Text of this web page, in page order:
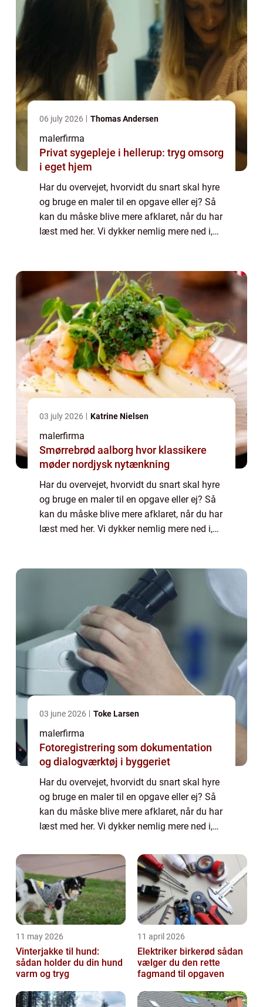
06 july 2026 Thomas Andersen
malerfirma
Privat sygepleje i hellerup: tryg omsorg
i eget hjem
Har du overvejet, hvorvidt du snart skal hyre
og bruge en maler til en opgave eller ej? Så
kan du måske blive mere afklaret, når du har
læst med her. Vi dykker nemlig mere ned i,
03 july 2026 Katrine Nielsen
malerfirma
Smørrebrød aalborg hvor klassikere
møder nordjysk nytænkning
Har du overvejet, hvorvidt du snart skal hyre
og bruge en maler til en opgave eller ej? Så
kan du måske blive mere afklaret, når du har
læst med her. Vi dykker nemlig mere ned i,
03 june 2026 Toke Larsen
malerfirma
Fotoregistrering som dokumentation
og dialogværktøj i byggeriet
Har du overvejet, hvorvidt du snart skal hyre
og bruge en maler til en opgave eller ej? Så
kan du måske blive mere afklaret, når du har
læst med her. Vi dykker nemlig mere ned i,
læs med her. Tidspunkter hv...
11 may 2026
Vinterjakke til hund:
sådan holder du din hund
varm og tryg
11 april 2026
Elektriker birkerød sådan
vælger du den rette
fagmand til opgaven